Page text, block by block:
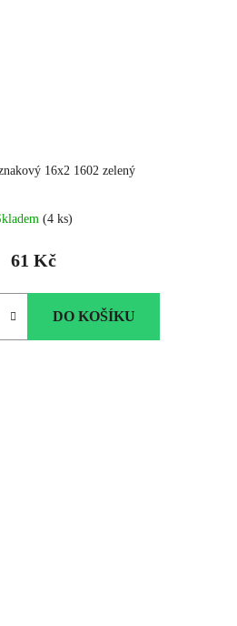
16x2 1602 zelený
(4 ks)
61 Kč
DO KOŠÍKU